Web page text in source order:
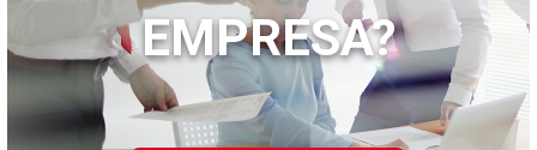
EMPRESA?